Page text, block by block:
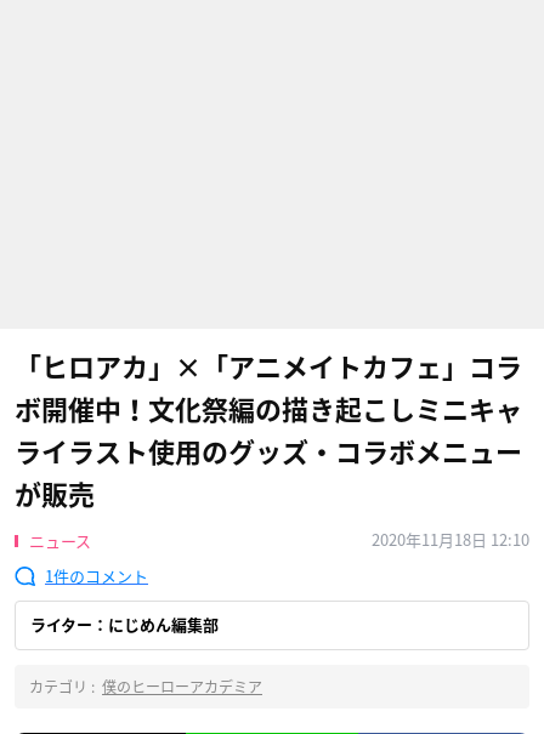
「ヒロアカ」×「アニメイトカフェ」コラ
ボ開催中！文化祭編の描き起こしミニキャ
ライラスト使用のグッズ・コラボメニュー
が販売
ニュース
2020年11月18日 12:10
1
ライター：にじめん編集部
カテゴリ : 僕のヒーローアカデミア